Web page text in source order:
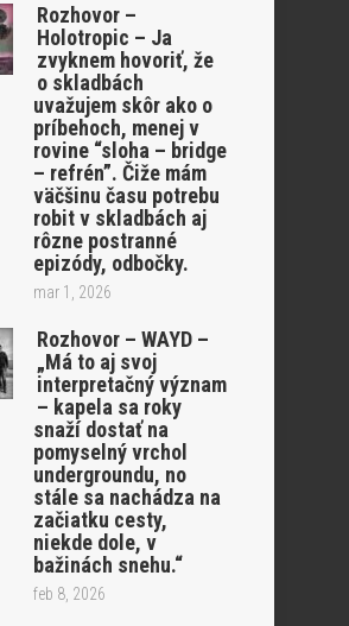
Rozhovor –
Holotropic – Ja
zvyknem hovoriť, že
o skladbách
uvažujem skôr ako o
príbehoch, menej v
rovine “sloha – bridge
– refrén”. Čiže mám
väčšinu času potrebu
robit v skladbách aj
rôzne postranné
epizódy, odbočky.
mar 1, 2026
Rozhovor – WAYD –
„Má to aj svoj
interpretačný význam
– kapela sa roky
snaží dostať na
pomyselný vrchol
undergroundu, no
stále sa nachádza na
začiatku cesty,
niekde dole, v
bažinách snehu.“
feb 8, 2026